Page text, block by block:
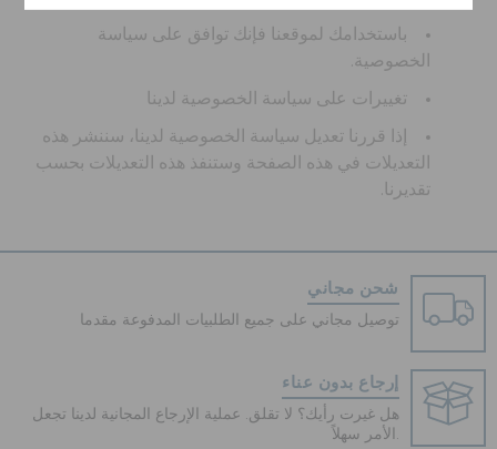
باستخدامك لموقعنا فإنك توافق على سياسة
الخصوصية.
تغييرات على سياسة الخصوصية لدينا
إذا قررنا تعديل سياسة الخصوصية لدينا، سننشر هذه
التعديلات في هذه الصفحة وستنفذ هذه التعديلات بحسب
تقديرنا.
شحن مجاني
توصيل مجاني على جميع الطلبيات المدفوعة مقدما
إرجاع بدون عناء
هل غيرت رأيك؟ لا تقلق. عملية الإرجاع المجانية لدينا تجعل